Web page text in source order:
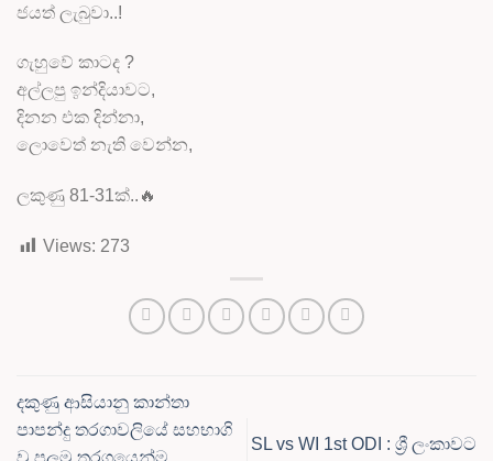
ජයත් ලැබුවා..!
ගැහුවේ කාටද ?
අල්ලපු ඉන්දියාවට,
දිනන එක දින්නා,
ලොවෙත් නැති වෙන්න,
ලකුණු 81-31ක්..🔥
Views: 273
දකුණු ආසියානු කාන්තා
පාපන්දු තරගාවලියේ සහභාගි
SL vs WI 1st ODI : ශ්‍රී ලංකාවට